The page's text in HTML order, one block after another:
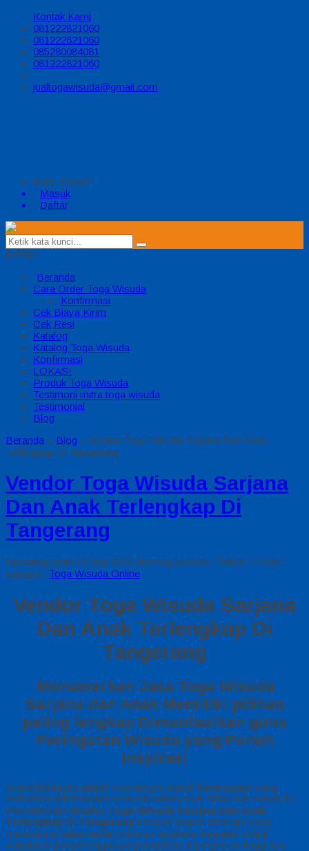
Kontak Kami
081222821060
081222821060
085280084081
081222821060
jualtogawisuda@gmail.com
Halo, Guest!
Masuk
Daftar
MENU
Beranda
Cara Order Toga Wisuda
Konfirmasi
Cek Biaya Kirim
Cek Resi
Katalog
Katalog Toga Wisuda
Konfirmasi
LOKASI
Produk Toga Wisuda
Testimoni mitra toga wisuda
Testimonial
Blog
Beranda » Blog » Vendor Toga Wisuda Sarjana Dan Anak
Terlengkap Di Tangerang
Vendor Toga Wisuda Sarjana
Dan Anak Terlengkap Di
Tangerang
Diposting pada 19 Juni 2026 oleh togawisuda / Dilihat: 44 kali /
Kategori: Toga Wisuda Online
Vendor Toga Wisuda Sarjana
Dan Anak Terlengkap Di
Tangerang
Menawarkan Jasa Toga Wisuda
Sarjana dan Anak Memiliki pilihan
paling lengkap Dimanfaatkan guna
Peringatan Wisuda yang Penuh
Inspirasi
Acara kelulusan adalah momentum penuh kebanggaan yang
menandai keberhasilan menyelesaikan studi Maka dari sebab itu
Penyeleksian Vendor Toga Wisuda Sarjana Dan Anak
Terlengkap Di Tangerang menjadi bagian strategis yang
mendukung keberhasilan seluruh rangkaian kegiatan Untuk
kebutuhan penyelenggaraan pendidikan di perguruan tinggi dan